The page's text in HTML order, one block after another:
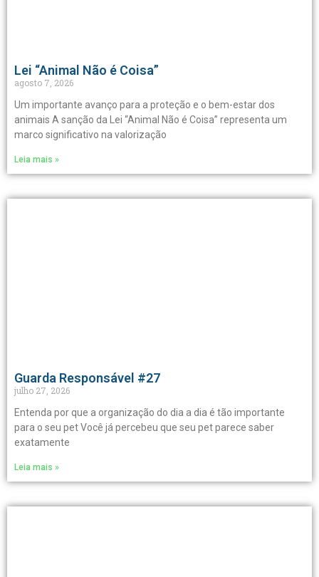
Lei “Animal Não é Coisa”
agosto 7, 2026
Um importante avanço para a proteção e o bem-estar dos
animais A sanção da Lei “Animal Não é Coisa” representa um
marco significativo na valorização
Leia mais »
Guarda Responsável #27
julho 27, 2026
Entenda por que a organização do dia a dia é tão importante
para o seu pet Você já percebeu que seu pet parece saber
exatamente
Leia mais »